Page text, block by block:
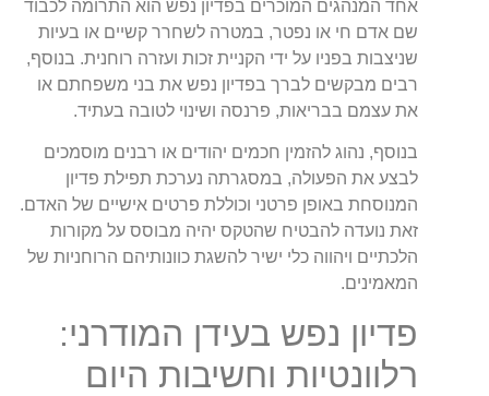
אחד המנהגים המוכרים בפדיון נפש הוא התרומה לכבוד
שם אדם חי או נפטר, במטרה לשחרר קשיים או בעיות
שניצבות בפניו על ידי הקניית זכות ועזרה רוחנית. בנוסף,
רבים מבקשים לברך בפדיון נפש את בני משפחתם או
את עצמם בבריאות, פרנסה ושינוי לטובה בעתיד.
בנוסף, נהוג להזמין חכמים יהודים או רבנים מוסמכים
לבצע את הפעולה, במסגרתה נערכת תפילת פדיון
המנוסחת באופן פרטני וכוללת פרטים אישיים של האדם.
זאת נועדה להבטיח שהטקס יהיה מבוסס על מקורות
הלכתיים ויהווה כלי ישיר להשגת כוונותיהם הרוחניות של
המאמינים.
פדיון נפש בעידן המודרני:
רלוונטיות וחשיבות היום